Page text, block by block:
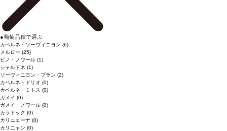
●葡萄品種で選ぶ
カベルネ・ソーヴィニヨン (6)
メルロー (25)
ピノ・ノワール (1)
シャルドネ (1)
ソーヴィニヨン・ブラン (2)
カベルネ・ドリオ (0)
カベルネ・ミトス (0)
ガメイ (0)
ガメイ・ノワール (0)
カラドック (0)
カリニェーナ (0)
カリニャン (0)